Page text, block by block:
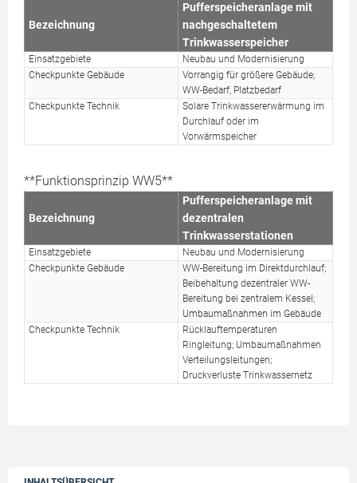
Bezeichnung
Pufferspeicheranlage mit
nachgeschaltetem
Trinkwasserspeicher
Einsatzgebiete
Neubau und Modernisierung
Checkpunkte Gebäude
Vorrangig für größere Gebäude;
WW-Bedarf, Platzbedarf
Checkpunkte Technik
Solare Trinkwassererwärmung im
Durchlauf oder im
Vorwärmspeicher
**Funktionsprinzip WW5**
Bezeichnung
Pufferspeicheranlage mit
dezentralen
Trinkwasserstationen
Einsatzgebiete
Neubau und Modernisierung
Checkpunkte Gebäude
WW-Bereitung im Direktdurchlauf;
Beibehaltung dezentraler WW-
Bereitung bei zentralem Kessel;
Umbaumaßnahmen im Gebäude
Checkpunkte Technik
Rücklauftemperaturen
Ringleitung; Umbaumaßnahmen
Verteilungsleitungen;
Druckverluste Trinkwassernetz